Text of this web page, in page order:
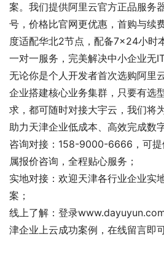
案。我们提供阿里云官方正品服务
号，价格比官网更优惠，首购与续
度适配华北2节点，配备7×24小时
一对一服务，完美解决中小企业无
无论你是个人开发者首次选购阿里
企业搭建核心业务集群，只要有选
求，都可随时对接大宇云，我们将
助力天津企业低成本、高效完成数
咨询对接：158-9000-6666，可提
属报价咨询，全程贴心服务；
实地对接：欢迎天津各行业企业实
案；
线上了解：登录
津企业上云成功案例，在线留言即